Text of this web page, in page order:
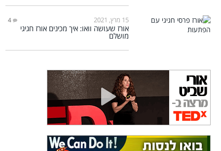
15 מרץ, 2021 4
אורז שעושה וואו: איך מכינים אורז חגיגי
מושלם